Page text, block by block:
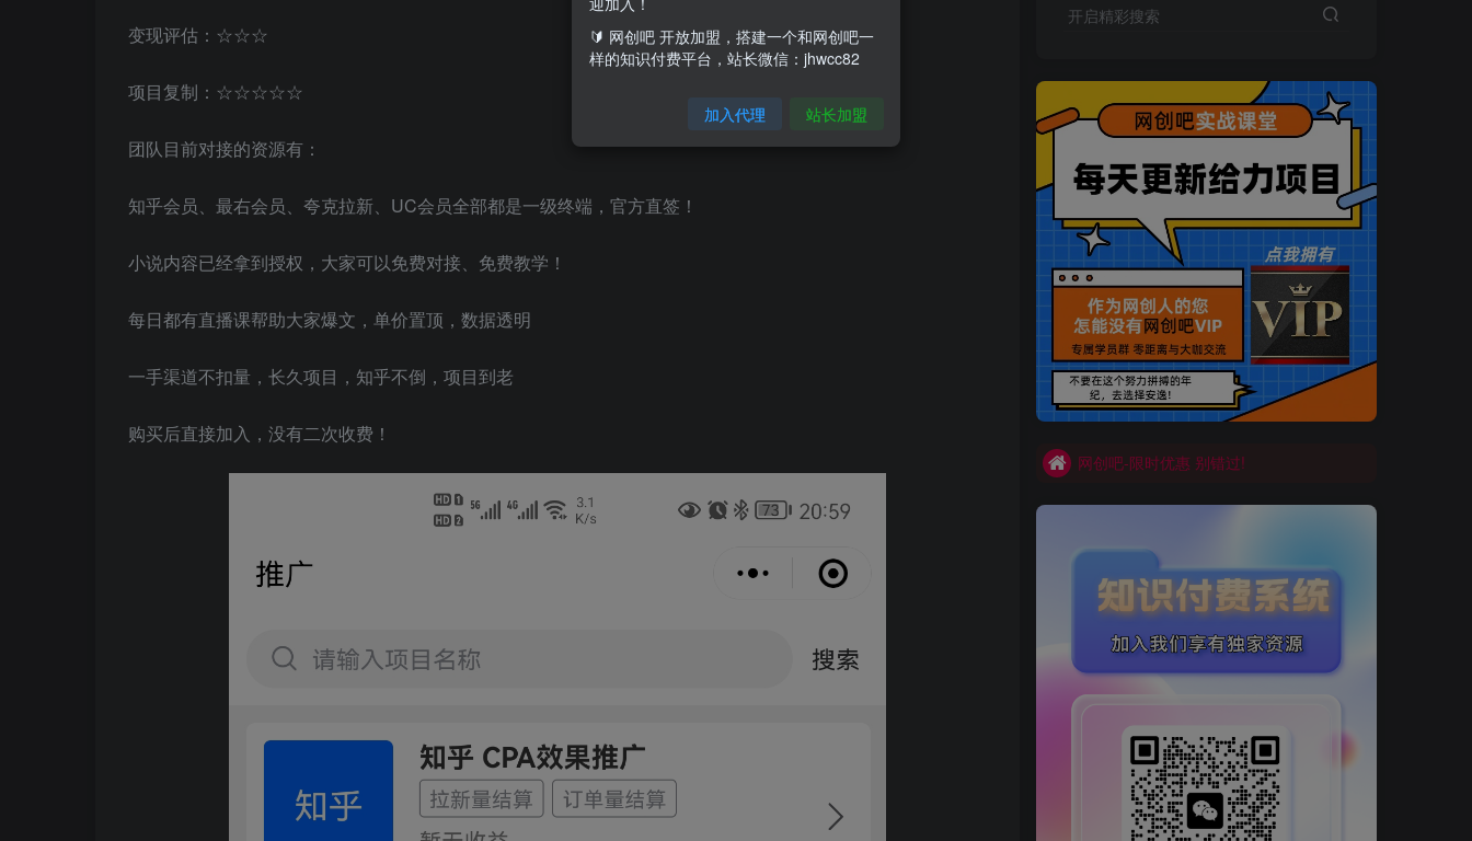
变现评估：☆☆☆
项目复制：☆☆☆☆☆
团队目前对接的资源有：
知乎会员、最右会员、夸克拉新、UC会员全部都是一级终端，官方直签！
小说内容已经拿到授权，大家可以免费对接、免费教学！
每日都有直播课帮助大家爆文，单价置顶，数据透明
一手渠道不扣量，长久项目，知乎不倒，项目到老
购买后直接加入，没有二次收费！
开启精彩搜索
买VIP会员或加盟商-全年最低价-立即抢额
网创吧-限时优惠 别错过!
买VIP会员或加盟商-全年最低价-立即抢额
网创吧-限时优惠 别错过!
🔰 网创吧 开放加盟，搭建一个和网创吧一
样的知识付费平台，站长微信：jhwcc82
加入代理 站长加盟